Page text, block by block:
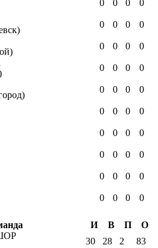
0 0 0 0
0 0 0 0
0 0 0 0
0 0 0 0
0 0 0 0
0 0 0 0
0 0 0 0
0 0 0 0
0 0 0 0
0 0 0
0
И В П
О
30 28 2 83